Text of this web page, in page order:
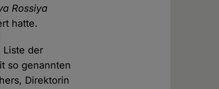
Rossiya
hatte.
Liste der
so genannten
Direktorin